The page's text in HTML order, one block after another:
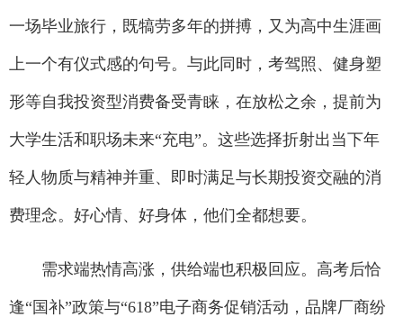
一场毕业旅行，既犒劳多年的拼搏，又为高中生涯画
上一个有仪式感的句号。与此同时，考驾照、健身塑
形等自我投资型消费备受青睐，在放松之余，提前为
大学生活和职场未来“充电”。这些选择折射出当下年
轻人物质与精神并重、即时满足与长期投资交融的消
费理念。好心情、好身体，他们全都想要。
需求端热情高涨，供给端也积极回应。高考后恰
逢“国补”政策与“618”电子商务促销活动，品牌厂商纷